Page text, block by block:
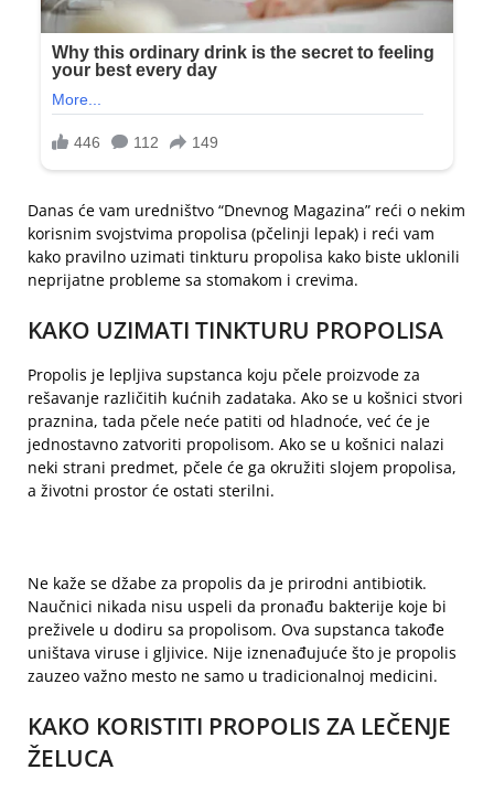
Danas će vam uredništvo “Dnevnog Magazina” reći o nekim
korisnim svojstvima propolisa (pčelinji lepak) i reći vam
kako pravilno uzimati tinkturu propolisa kako biste uklonili
neprijatne probleme sa stomakom i crevima.
KAKO UZIMATI TINKTURU PROPOLISA
Propolis je lepljiva supstanca koju pčele proizvode za
rešavanje različitih kućnih zadataka. Ako se u košnici stvori
praznina, tada pčele neće patiti od hladnoće, već će je
jednostavno zatvoriti propolisom. Ako se u košnici nalazi
neki strani predmet, pčele će ga okružiti slojem propolisa,
a životni prostor će ostati sterilni.
Ne kaže se džabe za propolis da je prirodni antibiotik.
Naučnici nikada nisu uspeli da pronađu bakterije koje bi
preživele u dodiru sa propolisom. Ova supstanca takođe
uništava viruse i gljivice. Nije iznenađujuće što je propolis
zauzeo važno mesto ne samo u tradicionalnoj medicini.
KAKO KORISTITI PROPOLIS ZA LEČENJE
ŽELUCA